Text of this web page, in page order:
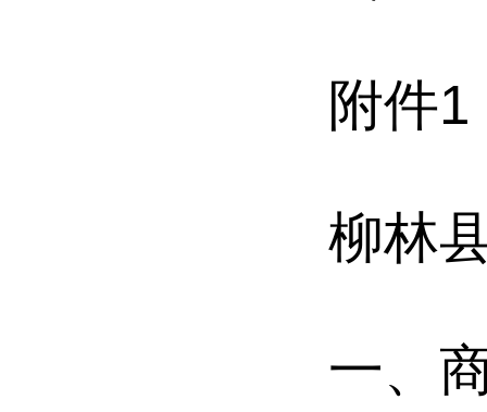
附件1
柳林
一、